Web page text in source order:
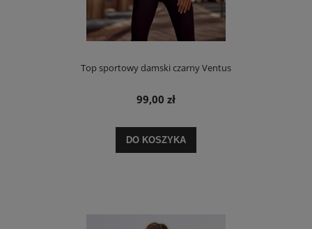
Top sportowy damski czarny Ventus
99,00 zł
DO KOSZYKA